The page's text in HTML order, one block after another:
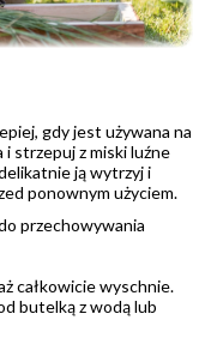
gdy jest używana na
strzepuj z miski luźne
ją wytrzyj i
ponownym użyciem.
przechowywania
całkowicie wyschnie.
butelką z wodą lub